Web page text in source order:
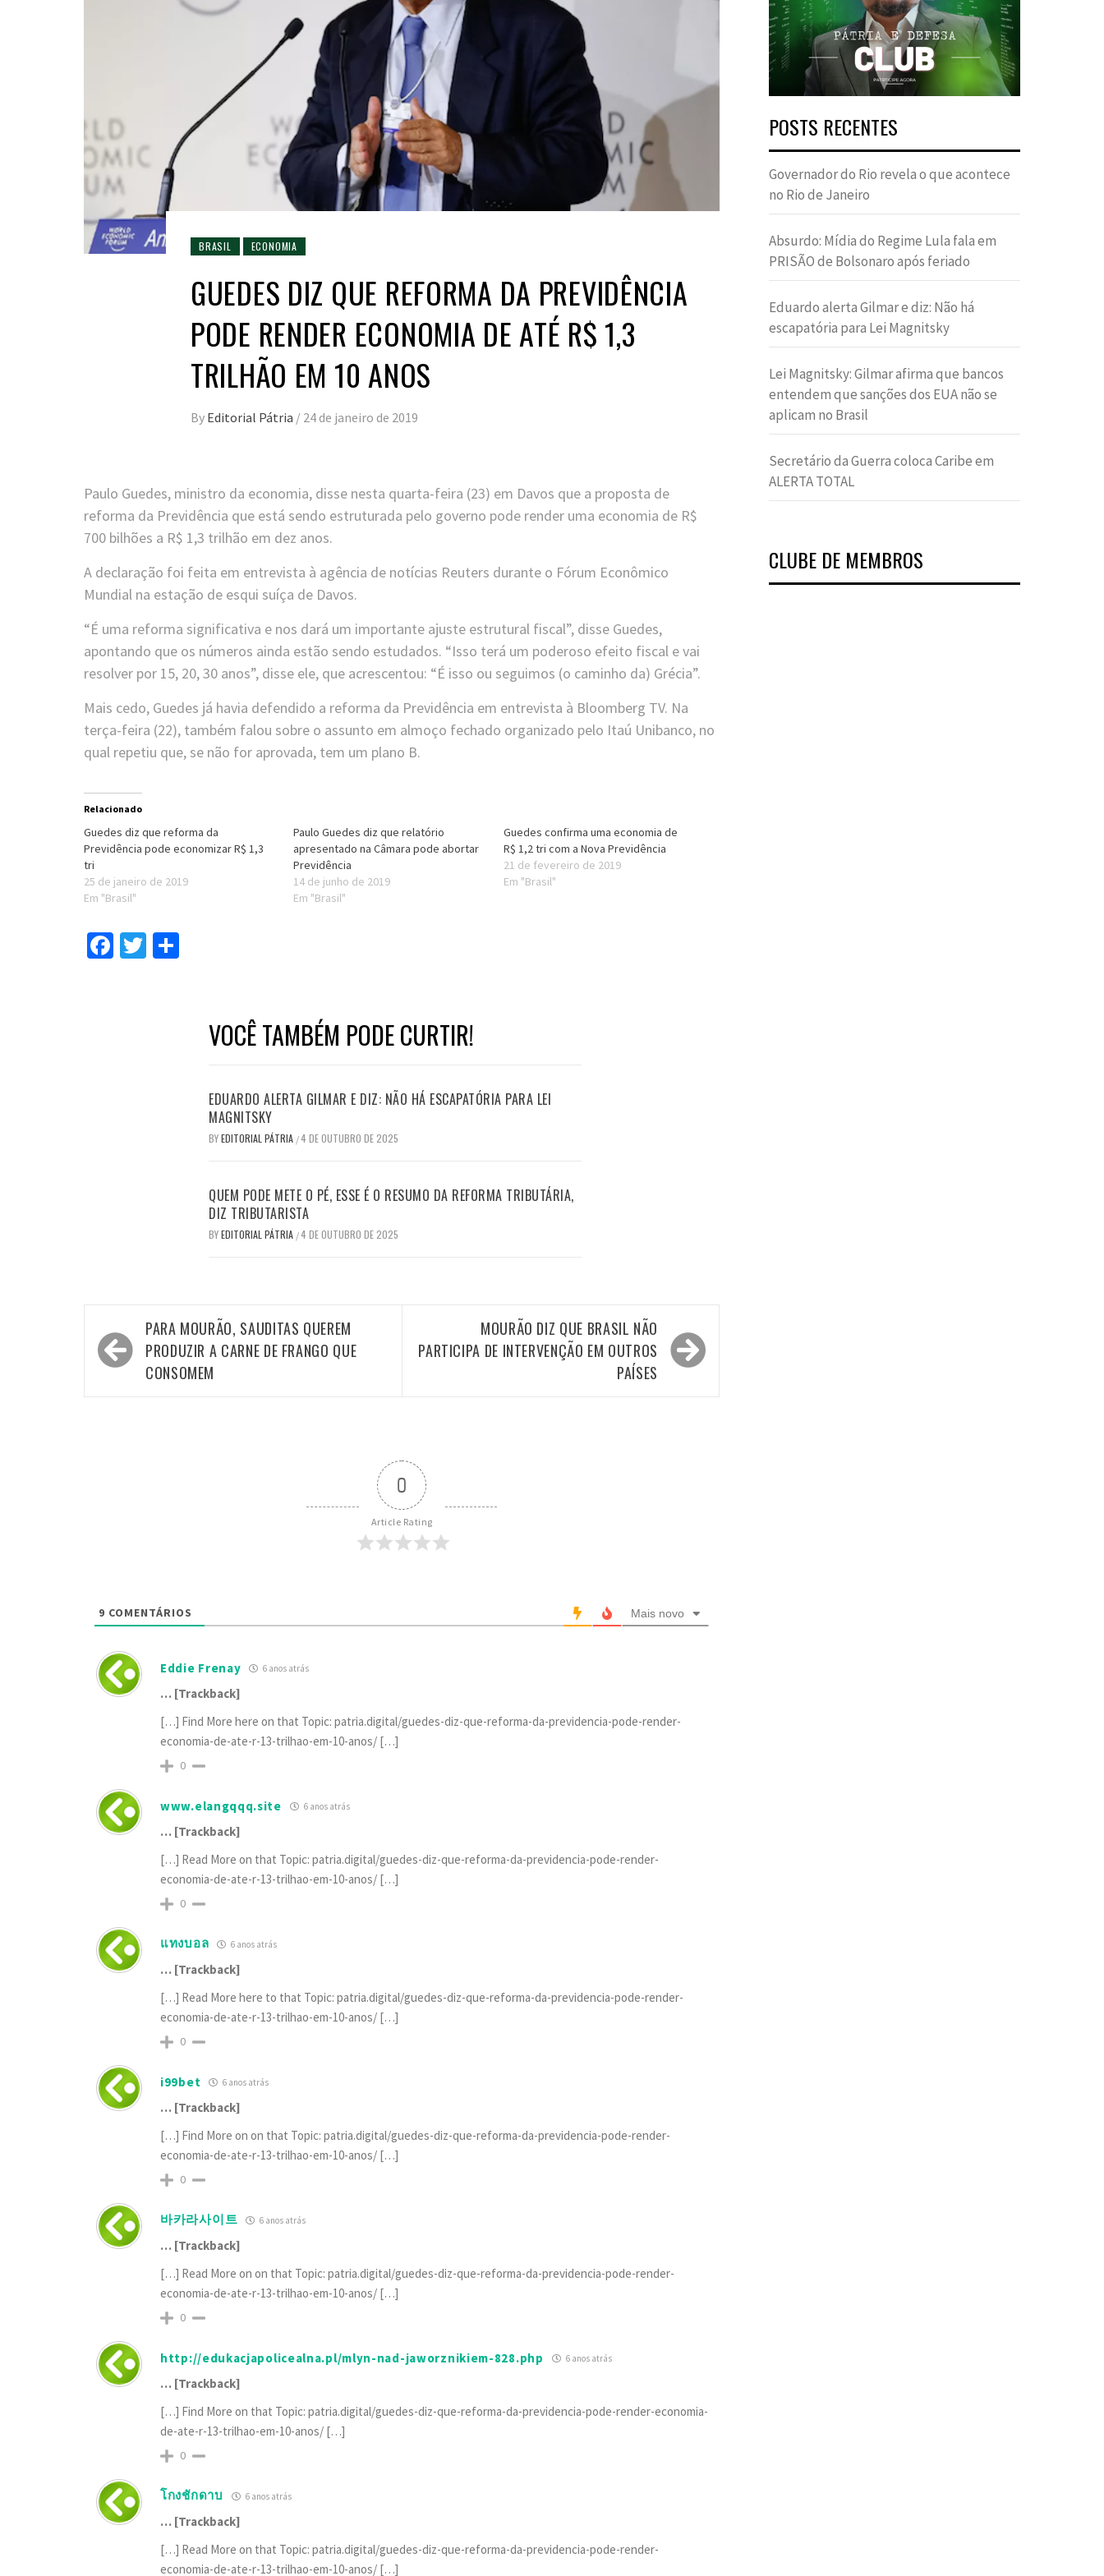
BRASIL ECONOMIA
GUEDES DIZ QUE REFORMA DA PREVIDÊNCIA
PODE RENDER ECONOMIA DE ATÉ R$ 1,3
TRILHÃO EM 10 ANOS
By Editorial Pátria / 24 de janeiro de 2019
Paulo Guedes, ministro da economia, disse nesta quarta-feira (23) em Davos que a proposta de
reforma da Previdência que está sendo estruturada pelo governo pode render uma economia de R$
700 bilhões a R$ 1,3 trilhão em dez anos.
A declaração foi feita em entrevista à agência de notícias Reuters durante o Fórum Econômico
Mundial na estação de esqui suíça de Davos.
“É uma reforma significativa e nos dará um importante ajuste estrutural fiscal”, disse Guedes,
apontando que os números ainda estão sendo estudados. “Isso terá um poderoso efeito fiscal e vai
resolver por 15, 20, 30 anos”, disse ele, que acrescentou: “É isso ou seguimos (o caminho da) Grécia”.
Mais cedo, Guedes já havia defendido a reforma da Previdência em entrevista à Bloomberg TV. Na
terça-feira (22), também falou sobre o assunto em almoço fechado organizado pelo Itaú Unibanco, no
qual repetiu que, se não for aprovada, tem um plano B.
Relacionado
Guedes diz que reforma da
Previdência pode economizar R$ 1,3
tri
25 de janeiro de 2019
Em "Brasil"
Paulo Guedes diz que relatório
apresentado na Câmara pode abortar
Previdência
14 de junho de 2019
Em "Brasil"
Guedes confirma uma economia de
R$ 1,2 tri com a Nova Previdência
21 de fevereiro de 2019
Em "Brasil"
Facebook
Twitter
VOCÊ TAMBÉM PODE CURTIR!
EDUARDO ALERTA GILMAR E DIZ: NÃO HÁ ESCAPATÓRIA PARA LEI
MAGNITSKY
BYEDITORIAL PÁTRIA /4 DE OUTUBRO DE 2025
QUEM PODE METE O PÉ, ESSE É O RESUMO DA REFORMA TRIBUTÁRIA,
DIZ TRIBUTARISTA
BYEDITORIAL PÁTRIA /4 DE OUTUBRO DE 2025
Navegação
de
Post
PARA MOURÃO, SAUDITAS QUEREM
PRODUZIR A CARNE DE FRANGO QUE
CONSOMEM
MOURÃO DIZ QUE BRASIL NÃO
PARTICIPA DE INTERVENÇÃO EM OUTROS
PAÍSES
0
Article Rating
9 COMENTÁRIOS Mais novo
Eddie Frenay 6 anos atrás
… [Trackback]
[…] Find More here on that Topic: patria.digital/guedes-diz-que-reforma-da-previdencia-pode-render-
economia-de-ate-r-13-trilhao-em-10-anos/ […]
0
www.elangqqq.site 6 anos atrás
… [Trackback]
[…] Read More on that Topic: patria.digital/guedes-diz-que-reforma-da-previdencia-pode-render-
economia-de-ate-r-13-trilhao-em-10-anos/ […]
0
แทงบอล 6 anos atrás
… [Trackback]
[…] Read More here to that Topic: patria.digital/guedes-diz-que-reforma-da-previdencia-pode-render-
economia-de-ate-r-13-trilhao-em-10-anos/ […]
0
i99bet 6 anos atrás
… [Trackback]
[…] Find More on on that Topic: patria.digital/guedes-diz-que-reforma-da-previdencia-pode-render-
economia-de-ate-r-13-trilhao-em-10-anos/ […]
0
바카라사이트 6 anos atrás
… [Trackback]
[…] Read More on on that Topic: patria.digital/guedes-diz-que-reforma-da-previdencia-pode-render-
economia-de-ate-r-13-trilhao-em-10-anos/ […]
0
http://edukacjapolicealna.pl/mlyn-nad-jaworznikiem-828.php 6 anos atrás
… [Trackback]
[…] Find More on that Topic: patria.digital/guedes-diz-que-reforma-da-previdencia-pode-render-economia-
de-ate-r-13-trilhao-em-10-anos/ […]
0
โกงชักดาบ 6 anos atrás
… [Trackback]
[…] Read More on that Topic: patria.digital/guedes-diz-que-reforma-da-previdencia-pode-render-
economia-de-ate-r-13-trilhao-em-10-anos/ […]
POSTS RECENTES
Governador do Rio revela o que acontece
no Rio de Janeiro
Absurdo: Mídia do Regime Lula fala em
PRISÃO de Bolsonaro após feriado
Eduardo alerta Gilmar e diz: Não há
escapatória para Lei Magnitsky
Lei Magnitsky: Gilmar afirma que bancos
entendem que sanções dos EUA não se
aplicam no Brasil
Secretário da Guerra coloca Caribe em
ALERTA TOTAL
CLUBE DE MEMBROS